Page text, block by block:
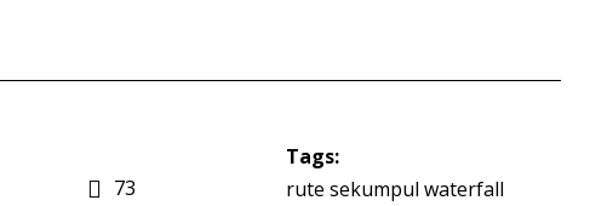
73
Tags:
rute sekumpul waterfall